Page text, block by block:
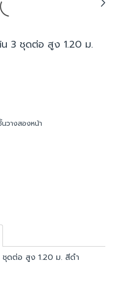
3 ชุดต่อ สูง 1.20 ม.
นวางสองหน้า
ดต่อ สูง 1.20 ม. สีดำ